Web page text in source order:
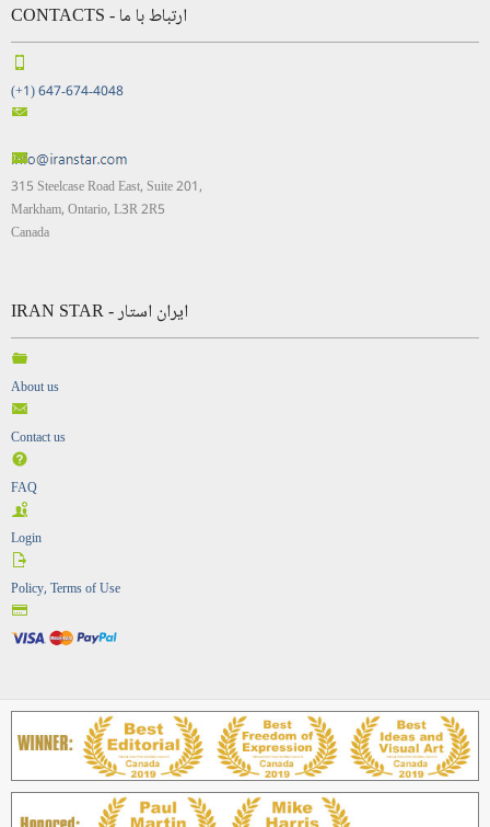
CONTACTS - ارتباط با ما
(+1) 647-674-4048
315 Steelcase Road East, Suite 201,
Markham, Ontario, L3R 2R5
Canada
IRAN STAR - ایران استار
About us
Contact us
FAQ
Login
Policy, Terms of Use